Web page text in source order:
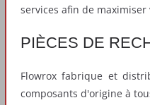
services afin de
PIÈCES DE
Flowrox fabrique et
composants d'origine à